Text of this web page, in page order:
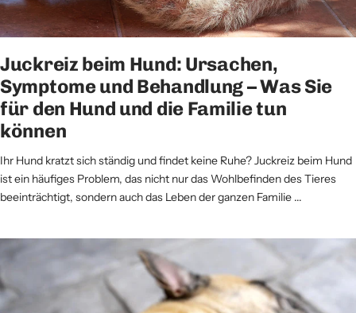
Juckreiz beim Hund: Ursachen,
Symptome und Behandlung – Was Sie
für den Hund und die Familie tun
können
Ihr Hund kratzt sich ständig und findet keine Ruhe? Juckreiz beim Hund
ist ein häufiges Problem, das nicht nur das Wohlbefinden des Tieres
beeinträchtigt, sondern auch das Leben der ganzen Familie ...